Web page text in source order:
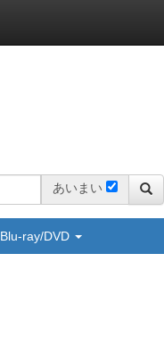
あいまい
Blu-ray/DVD